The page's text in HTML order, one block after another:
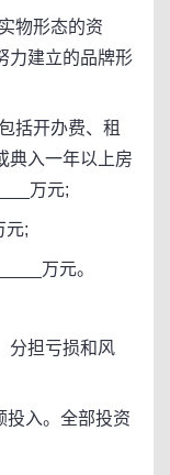
物形态的资
力建立的品牌形
括开办费、租
典入一年以上房
万元;
;
万元。
担亏损和风
入。全部投资